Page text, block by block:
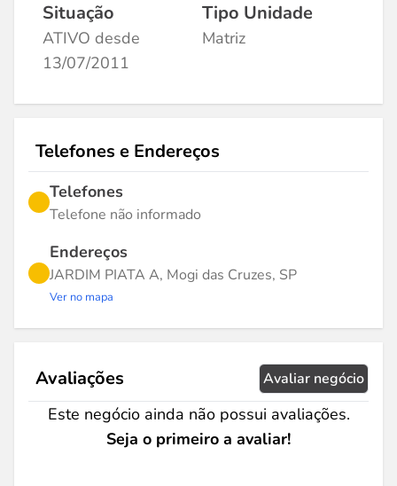
Situação
ATIVO desde
13/07/2011
Tipo Unidade
Matriz
Telefones e Endereços
Telefones
Telefone não informado
Endereços
JARDIM PIATA A, Mogi das Cruzes, SP
Ver no mapa
Avaliações Avaliar negócio
Este negócio ainda não possui avaliações.
Seja o primeiro a avaliar!